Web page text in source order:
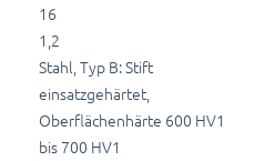
16
1,2
Stahl, Typ B: Stift
einsatzgehärtet,
Oberflächenhärte 600 HV1
bis 700 HV1